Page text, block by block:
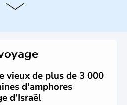
partie est de la Méditerranée,
le domaine des nouvelles
vieux de plus de 3 000
d'amphores
d’Israël